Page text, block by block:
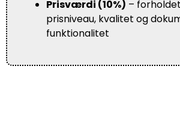
Prisværdi (10%) –
prisniveau, kvalitet og
funktionalitet